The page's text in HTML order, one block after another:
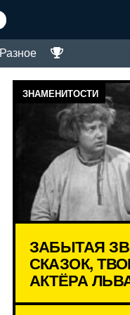
Разное
ЗНАМЕНИТОСТИ
ЗАБЫТАЯ
СКАЗОК,
АКТЁРА